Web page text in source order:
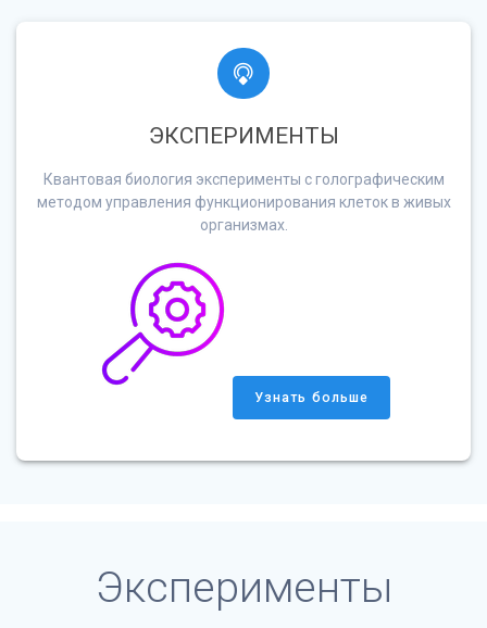
ЭКСПЕРИМЕНТЫ
Квантовая биология эксперименты с голографическим
методом управления функционирования клеток в живых
организмах.
Узнать больше
Эксперименты